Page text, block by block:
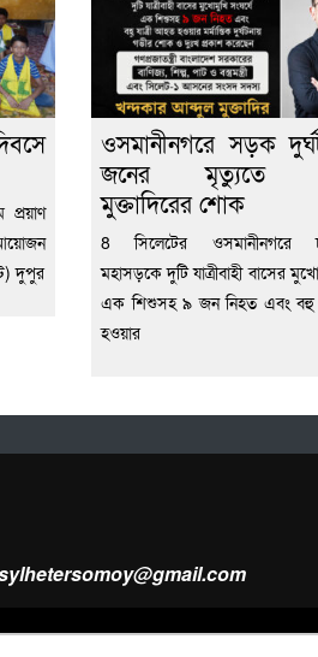
প্রয়াণ
দুপুর
ওসমানীনগরে সড়ক
জনের মৃত্যুতে
মুক্তাদিরের শোক
8 সিলেটের ওসমানীনগরে
মহাসড়কে দুটি যাত্রীবাহী বাসের
এক শিশুসহ ৯ জন নিহত এবং বহু
হওয়ার
Design & Developed